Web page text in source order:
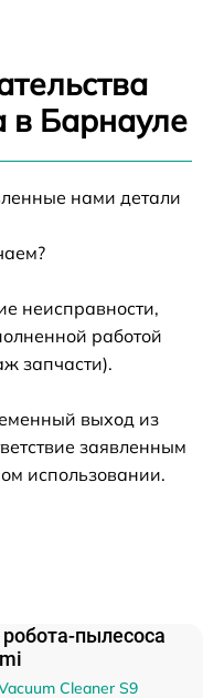
в Барнауле
нами детали
неисправности,
работой
запчасти).
выход из
заявленным
использовании.
пылесоса
Cleaner S9